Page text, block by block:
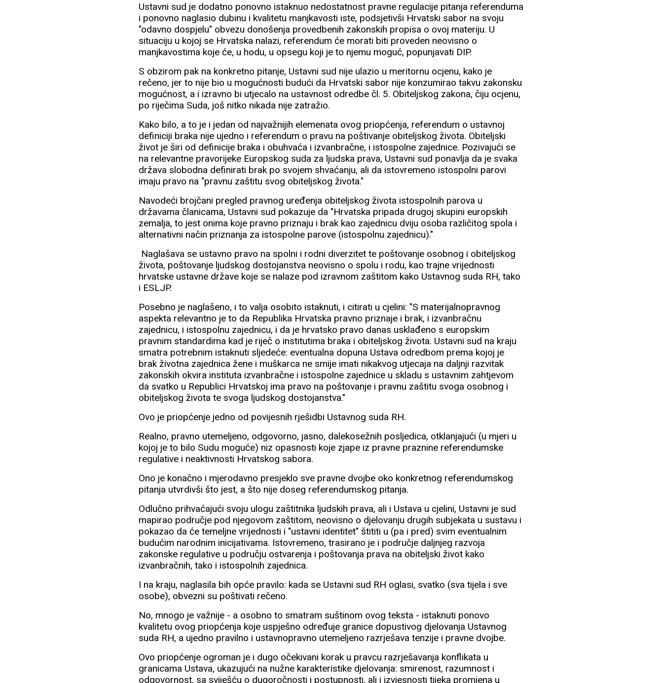
Ustavni sud je dodatno ponovno istaknuo nedostatnost pravne regulacije pitanja referenduma
i ponovno naglasio dubinu i kvalitetu manjkavosti iste, podsjetivši Hrvatski sabor na svoju
"odavno dospjelu" obvezu donošenja provedbenih zakonskih propisa o ovoj materiju. U
situaciju u kojoj se Hrvatska nalazi, referendum će morati biti proveden neovisno o
manjkavostima koje će, u hodu, u opsegu koji je to njemu moguć, popunjavati DIP.
S obzirom pak na konkretno pitanje, Ustavni sud nije ulazio u meritornu ocjenu, kako je
rečeno, jer to nije bio u mogućnosti budući da Hrvatski sabor nije konzumirao takvu zakonsku
mogućnost, a i izravno bi utjecalo na ustavnost odredbe čl. 5. Obiteljskog zakona, čiju ocjenu,
po riječima Suda, još nitko nikada nije zatražio.
Kako bilo, a to je i jedan od najvažnijih elemenata ovog priopćenja, referendum o ustavnoj
definiciji braka nije ujedno i referendum o pravu na poštivanje obiteljskog života. Obiteljski
život je širi od definicije braka i obuhvaća i izvanbračne, i istospolne zajednice. Pozivajući se
na relevantne pravorijeke Europskog suda za ljudska prava, Ustavni sud ponavlja da je svaka
država slobodna definirati brak po svojem shvaćanju, ali da istovremeno istospolni parovi
imaju pravo na "pravnu zaštitu svog obiteljskog života."
Navodeći brojčani pregled pravnog uređenja obiteljskog života istospolnih parova u
državama članicama, Ustavni sud pokazuje da "Hrvatska pripada drugoj skupini europskih
zemalja, to jest onima koje pravno priznaju i brak kao zajednicu dviju osoba različitog spola i
alternativni način priznanja za istospolne parove (istospolnu zajednicu)."
Naglašava se ustavno pravo na spolni i rodni diverzitet te poštovanje osobnog i obiteljskog
života, poštovanje ljudskog dostojanstva neovisno o spolu i rodu, kao trajne vrijednosti
hrvatske ustavne države koje se nalaze pod izravnom zaštitom kako Ustavnog suda RH, tako
i ESLJP.
Posebno je naglašeno, i to valja osobito istaknuti, i citirati u cjelini: "S materijalnopravnog
aspekta relevantno je to da Republika Hrvatska pravno priznaje i brak, i izvanbračnu
zajednicu, i istospolnu zajednicu, i da je hrvatsko pravo danas usklađeno s europskim
pravnim standardima kad je riječ o institutima braka i obiteljskog života. Ustavni sud na kraju
smatra potrebnim istaknuti sljedeće: eventualna dopuna Ustava odredbom prema kojoj je
brak životna zajednica žene i muškarca ne smije imati nikakvog utjecaja na daljnji razvitak
zakonskih okvira instituta izvanbračne i istospolne zajednice u skladu s ustavnim zahtjevom
da svatko u Republici Hrvatskoj ima pravo na poštovanje i pravnu zaštitu svoga osobnog i
obiteljskog života te svoga ljudskog dostojanstva."
Ovo je priopćenje jedno od povijesnih rješidbi Ustavnog suda RH.
Realno, pravno utemeljeno, odgovorno, jasno, dalekosežnih posljedica, otklanjajući (u mjeri u
kojoj je to bilo Sudu moguće) niz opasnosti koje zjape iz pravne praznine referendumske
regulative i neaktivnosti Hrvatskog sabora.
Ono je konačno i mjerodavno presjeklo sve pravne dvojbe oko konkretnog referendumskog
pitanja utvrdivši što jest, a što nije doseg referendumskog pitanja.
Odlučno prihvaćajući svoju ulogu zaštitnika ljudskih prava, ali i Ustava u cjelini, Ustavni je sud
mapirao područje pod njegovom zaštitom, neovisno o djelovanju drugih subjekata u sustavu i
pokazao da će temeljne vrijednosti i "ustavni identitet" štititi u (pa i pred) svim eventualnim
budućim narodnim inicijativama. Istovremeno, trasirano je i područje daljnjeg razvoja
zakonske regulative u području ostvarenja i poštovanja prava na obiteljski život kako
izvanbračnih, tako i istospolnih zajednica.
I na kraju, naglasila bih opće pravilo: kada se Ustavni sud RH oglasi, svatko (sva tijela i sve
osobe), obvezni su poštivati rečeno.
No, mnogo je važnije - a osobno to smatram suštinom ovog teksta - istaknuti ponovo
kvalitetu ovog priopćenja koje uspješno određuje granice dopustivog djelovanja Ustavnog
suda RH, a ujedno pravilno i ustavnopravno utemeljeno razrješava tenzije i pravne dvojbe.
Ovo priopćenje ogroman je i dugo očekivani korak u pravcu razrješavanja konflikata u
granicama Ustava, ukazujući na nužne karakteristike djelovanja: smirenost, razumnost i
odgovornost, sa sviješću o dugoročnosti i postupnosti, ali i izvjesnosti tijeka promjena u